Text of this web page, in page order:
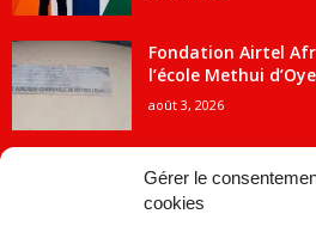
Gérer le
cookies
Fondation Airtel
l’école Methui
août 3, 2026
CATÉGORIE POPULAIRE